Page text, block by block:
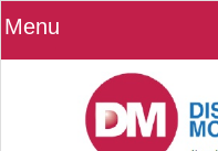
Menu